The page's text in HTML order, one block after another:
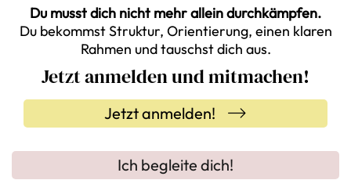
Du musst dich nicht mehr allein durchkämpfen.
Du bekommst Struktur, Orientierung, einen klaren
Rahmen und tauschst dich aus.
Jetzt anmelden und mitmachen!
Jetzt anmelden!
Ich begleite dich!